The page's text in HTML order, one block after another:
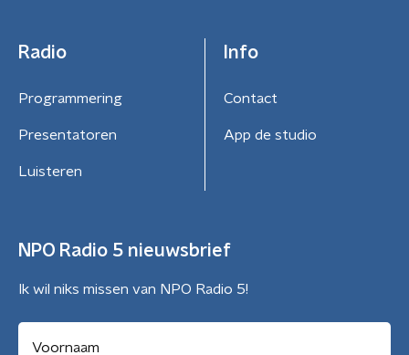
Radio
Programmering
Presentatoren
Luisteren
Info
Contact
App de studio
NPO Radio 5 nieuwsbrief
Ik wil niks missen van NPO Radio 5!